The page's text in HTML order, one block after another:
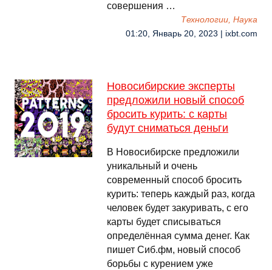
совершения …
Технологии, Наука
01:20, Январь 20, 2023 | ixbt.com
Новосибирские эксперты
предложили новый способ
бросить курить: с карты
будут сниматься деньги
В Новосибирске предложили
уникальный и очень
современный способ бросить
курить: теперь каждый раз, когда
человек будет закуривать, с его
карты будет списываться
определённая сумма денег. Как
пишет Сиб.фм, новый способ
борьбы с курением уже